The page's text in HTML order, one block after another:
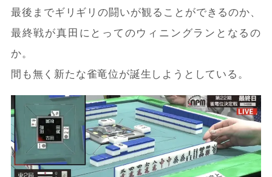
最後までギリギリの闘いが観ることができるのか、
最終戦が真田にとってのウィニングランとなるの
か。
間も無く新たな雀竜位が誕生しようとしている。